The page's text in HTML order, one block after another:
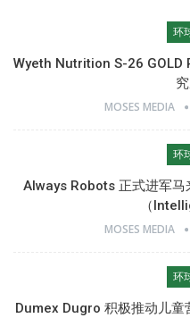
环
Wyeth Nutrition S-26 GOLD
MOSES MEDIA
环
Always Robots 正式进军
（
MOSES MEDIA
环
Dumex Dugro 积极推动儿